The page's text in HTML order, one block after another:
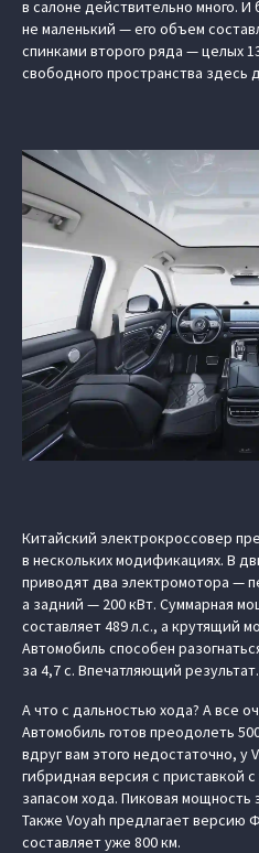
в салоне действительно много. И
не маленький — его объем
спинками второго ряда — целых
свободного пространства здесь
Китайский электрокроссовер
в нескольких модификациях. В
приводят два электромотора —
а задний — 200 кВт. Суммарная
составляет 489 л.с., а крутящий
Автомобиль способен
за 4,7 с. Впечатляющий результат.
А что с дальностью хода? А все
Автомобиль готов преодолеть
вдруг вам этого недостаточно, у
гибридная версия с приставкой
запасом хода. Пиковая
Также Voyah предлагает версию
составляет уже 800 км.